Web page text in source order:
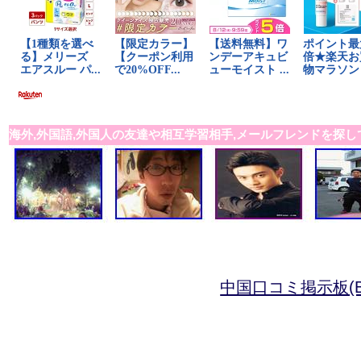
海外,外国語,外国人の友達や相互学習相手,メールフレンドを探し
中国口コミ掲示板